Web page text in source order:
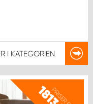
I KATEGORIEN